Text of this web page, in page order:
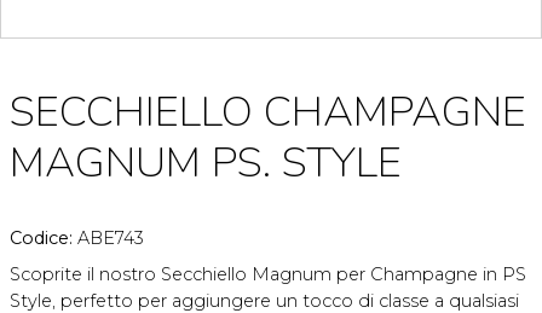
SECCHIELLO CHAMPAGNE
MAGNUM PS. STYLE
Codice: ABE743
Scoprite il nostro Secchiello Magnum per Champagne in PS
Style, perfetto per aggiungere un tocco di classe a qualsiasi